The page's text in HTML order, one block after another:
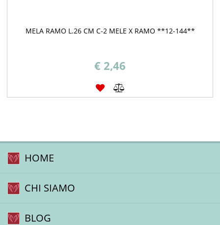
MELA RAMO L.26 CM C-2 MELE X RAMO **12-144**
€ 2,46
HOME
CHI SIAMO
BLOG